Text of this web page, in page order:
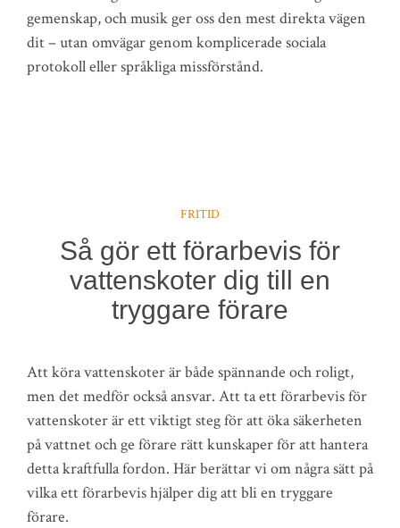
gemenskap, och musik ger oss den mest direkta vägen
dit – utan omvägar genom komplicerade sociala
protokoll eller språkliga missförstånd.
FRITID
Så gör ett förarbevis för
vattenskoter dig till en
tryggare förare
Att köra vattenskoter är både spännande och roligt,
men det medför också ansvar. Att ta ett förarbevis för
vattenskoter är ett viktigt steg för att öka säkerheten
på vattnet och ge förare rätt kunskaper för att hantera
detta kraftfulla fordon. Här berättar vi om några sätt på
vilka ett förarbevis hjälper dig att bli en tryggare
förare.